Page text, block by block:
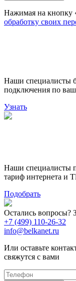
Нажимая на кнопку
обработку своих
Наши специалисты
подключения по
Узнать
Наши специалисты
тариф интернета и
Подобрать
Остались вопросы?
+7 (499) 110-26-32
info@belkanet.ru
Или оставьте
свяжутся с вами